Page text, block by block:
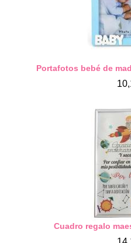
Portafotos bebé de
Cuadro regalo